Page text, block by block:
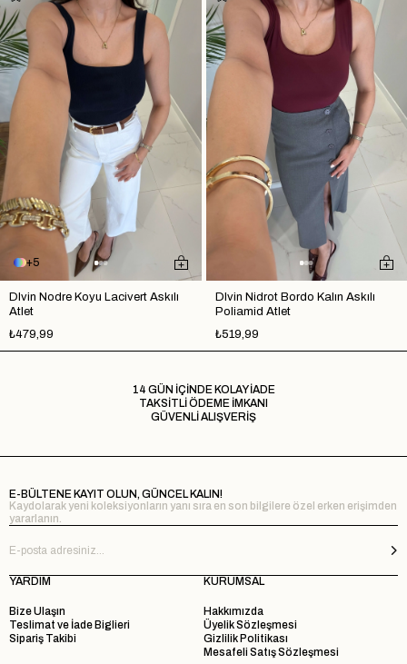
5
Dlvin Nodre Koyu Lacivert Askılı
Atlet
₺479,99
Dlvin Nidrot Bordo Kalın Askılı
Poliamid Atlet
₺519,99
14 GÜN İÇİNDE KOLAY İADE
TAKSİTLİ ÖDEME İMKANI
GÜVENLİ ALIŞVERİŞ
E-BÜLTENE KAYIT OLUN, GÜNCEL KALIN!
Kaydolarak yeni koleksiyonların yanı sıra en son bilgilere özel erken erişimden
yararlanın.
YARDIM
Bize Ulaşın
Teslimat ve İade Biglieri
Sipariş Takibi
KURUMSAL
Hakkımızda
Üyelik Sözleşmesi
Gizlilik Politikası
Mesafeli Satış Sözleşmesi